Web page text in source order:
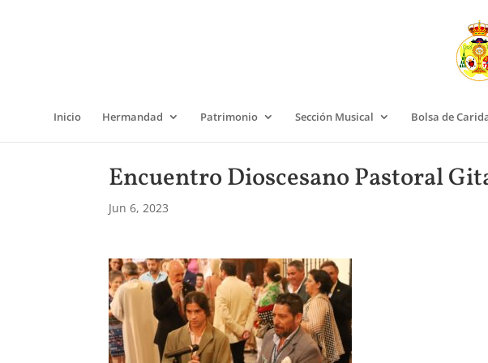
Inicio Hermandad Patrimonio Sección Musical Bolsa de
Encuentro Dioscesano Pastoral
Jun 6, 2023